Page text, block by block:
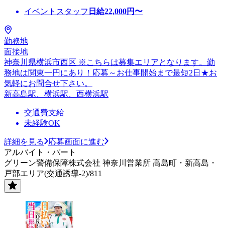
イベントスタッフ 日給22,000円〜
勤務地
面接地
神奈川県横浜市西区 ※こちらは募集エリアとなります。勤
務地は関東一円にあり！応募～お仕事開始まで最短2日★お
気軽にお問合せ下さい。
新高島駅、横浜駅、西横浜駅
交通費支給
未経験OK
詳細を見る
応募画面に進む
アルバイト・パート
グリーン警備保障株式会社 神奈川営業所 高島町・新高島・
戸部エリア(交通誘導-2)/811